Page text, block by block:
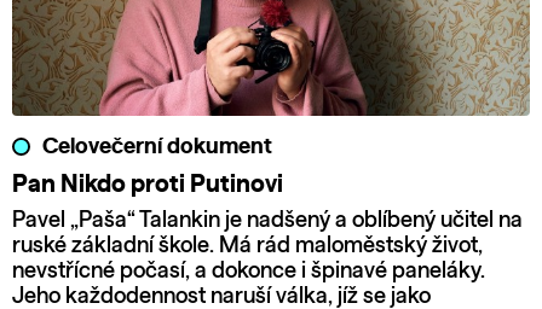
Celovečerní dokument
Pan Nikdo proti Putinovi
Pavel „Paša“ Talankin je nadšený a oblíbený učitel na
ruské základní škole. Má rád maloměstský život,
nevstřícné počasí, a dokonce i špinavé paneláky.
Jeho každodennost naruší válka, jíž se jako